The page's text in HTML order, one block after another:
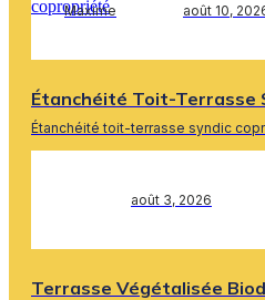
Maxime août 10,
Étanchéité Toit-Terrasse
Étanchéité toit-terrasse syndic
août 3, 2026
Terrasse Végétalisée